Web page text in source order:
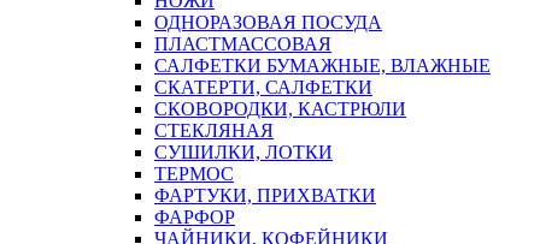
ОДНОРАЗОВАЯ ПОСУДА
ПЛАСТМАССОВАЯ
САЛФЕТКИ БУМАЖНЫЕ, ВЛАЖНЫЕ
СКАТЕРТИ, САЛФЕТКИ
СКОВОРОДКИ, КАСТРЮЛИ
СТЕКЛЯНАЯ
СУШИЛКИ, ЛОТКИ
ТЕРМОС
ФАРТУКИ, ПРИХВАТКИ
ФАРФОР
ЧАЙНИКИ, КОФЕЙНИКИ